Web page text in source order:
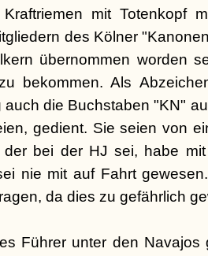
mit Totenkopf
des Kölner
übernommen worden
bekommen. Als
auch die Buchstaben "KN"
gedient. Sie seien von
der bei der HJ sei, habe
nie mit auf Fahrt
da dies zu gefährlich
Führer unter den Navajos